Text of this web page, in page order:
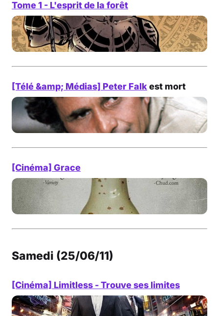
Tome 1 - L'esprit de la forêt
[Télé &amp; Médias] Peter Falkest mort
[Cinéma] Grace
Samedi (25/06/11)
[Cinéma] Limitless - Trouve ses limites